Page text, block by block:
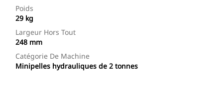
Poids
29 kg
Largeur Hors Tout
248 mm
Catégorie De Machine
Minipelles hydrauliques de 2 tonnes